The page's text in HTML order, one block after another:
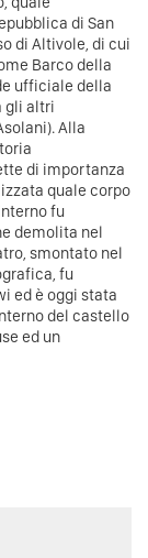
di San
di Altivole, di cui
Barco della
ufficiale della
gli altri
Alla
di importanza
quale corpo
fu
demolita nel
smontato nel
fu
ed è oggi stata
del castello
ed un